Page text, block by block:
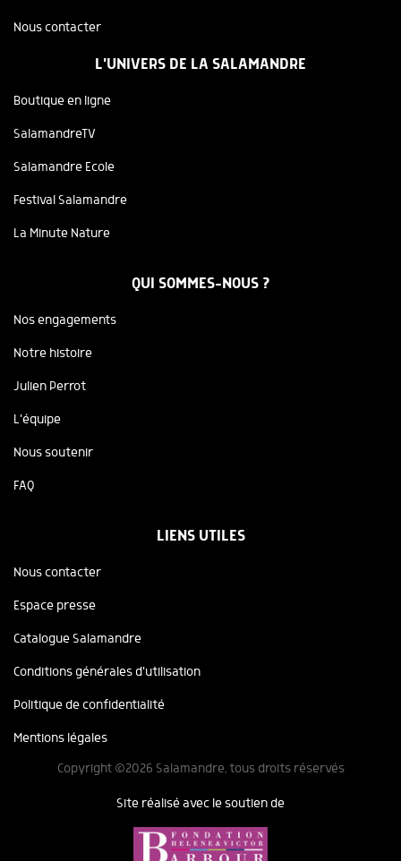
Nous contacter
L'UNIVERS DE LA SALAMANDRE
Boutique en ligne
SalamandreTV
Salamandre Ecole
Festival Salamandre
La Minute Nature
QUI SOMMES-NOUS ?
Nos engagements
Notre histoire
Julien Perrot
L'équipe
Nous soutenir
FAQ
LIENS UTILES
Nous contacter
Espace presse
Catalogue Salamandre
Conditions générales d'utilisation
Politique de confidentialité
Mentions légales
Copyright ©2026 Salamandre, tous droits réservés
Site réalisé avec le soutien de